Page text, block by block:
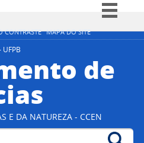
CONTRASTE MAPA DO SITE
Simplifique!
Participe de
E DA NATUREZA - CCEN